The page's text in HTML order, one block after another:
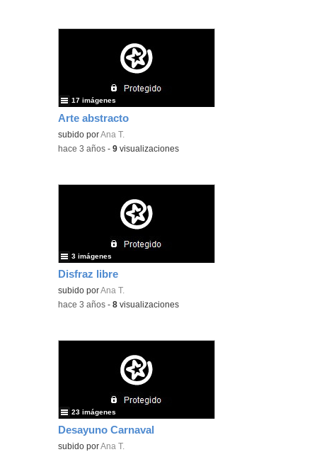
Arte abstracto
subido porAna T.
17 imágenes
-hace 3 años -9 visualizaciones
Disfraz libre
subido porAna T.
3 imágenes
-hace 3 años -8 visualizaciones
Desayuno Carnaval
subido porAna T.
23 imágenes